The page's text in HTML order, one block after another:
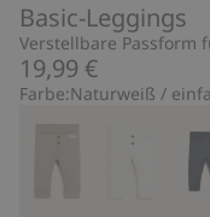
Basic-Leggings
Verstellbare Passform
19,99 €
Farbe:Naturweiß /